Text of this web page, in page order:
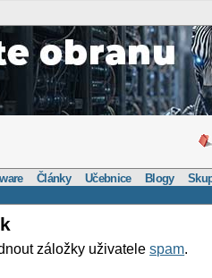
Články Učebnice Blogy
záložky uživatelespam.